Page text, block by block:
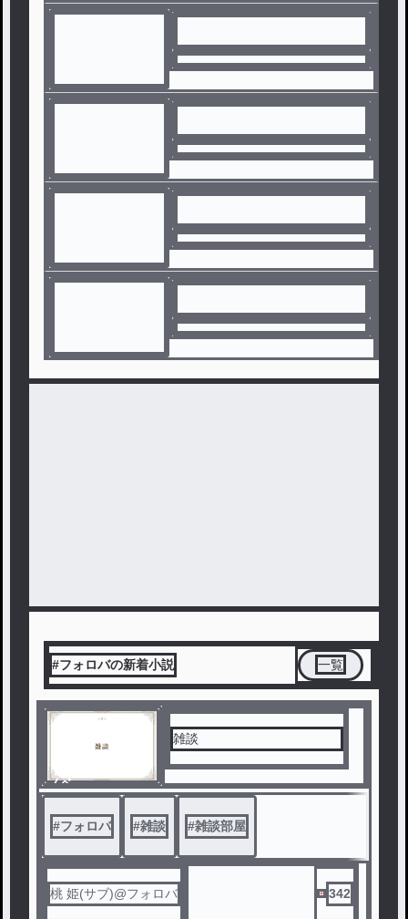
#フォロバの新着小説 一覧
ノベ
ル
雑談
#フォロバ #雑談 #雑談部屋
桃 姫(サブ)@フォロバ 342